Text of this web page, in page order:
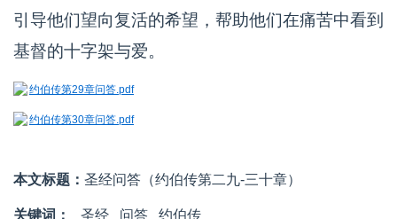
引导他们望向复活的希望，帮助他们在痛苦中看到
基督的十字架与爱。
约伯传第29章问答.pdf
约伯传第30章问答.pdf
本文标题： 圣经问答（约伯传第二九-三十章）
关键词： 圣经 问答 约伯传